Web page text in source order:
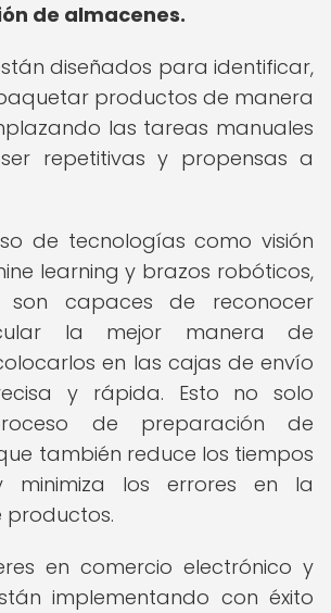
de almacenes.
diseñados para identificar,
productos de manera
las tareas manuales
repetitivas y propensas a
de tecnologías como visión
learning y brazos robóticos,
son capaces de reconocer
la mejor manera de
en las cajas de envío
y rápida. Esto no solo
de preparación de
también reduce los tiempos
minimiza los errores en la
productos.
en comercio electrónico y
implementando con éxito